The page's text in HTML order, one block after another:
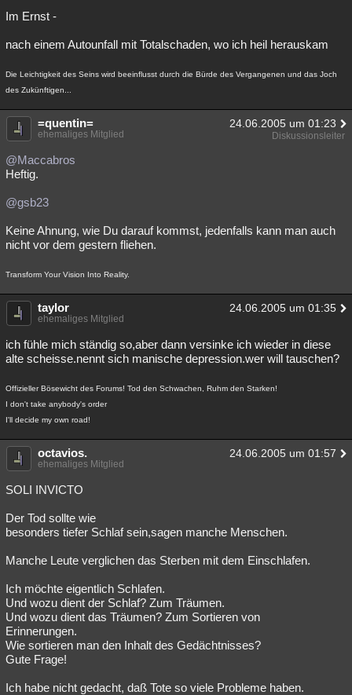
Im Ernst -
nach einem Autounfall mit Totalschaden, wo ich heil herauskam
Die Leichtigkeit des Seins wird beeinflusst durch die Bürde des Vergangenen und das Joch
des Zukünftigen...
=quentin= 24.06.2005 um 01:23
ehemaliges Mitglied Diskussionsleiter
@Maccabros
Heftig.
@gsb23
Keine Ahnung, wie Du darauf kommst, jedenfalls kann man auch
nicht vor dem gestern fliehen.
Transform Your Vision Into Reality.
taylor 24.06.2005 um 01:35
ehemaliges Mitglied
ich fühle mich ständig so,aber dann versinke ich wieder in diese
alte scheisse.nennt sich manische depression.wer will tauschen?
Offizieller Bösewicht des Forums! Tod den Schwachen, Ruhm den Starken!
I don't take anybody's order
I'll decide my own road!
octavios. 24.06.2005 um 01:57
ehemaliges Mitglied
SOLI INVICTO
Der Tod sollte wie
besonders tiefer Schlaf sein,sagen manche Menschen.
Manche Leute verglichen das Sterben mit dem Einschlafen.
Ich möchte eigentlich Schlafen.
Und wozu dient der Schlaf? Zum Träumen.
Und wozu dient das Träumen? Zum Sortieren von
Erinnerungen.
Wie sortieren man den Inhalt des Gedächtnisses?
Gute Frage!
Ich habe nicht gedacht, daß Tote so viele Probleme haben.